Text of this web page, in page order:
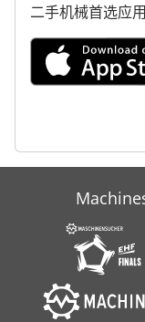
二手机械首选应用